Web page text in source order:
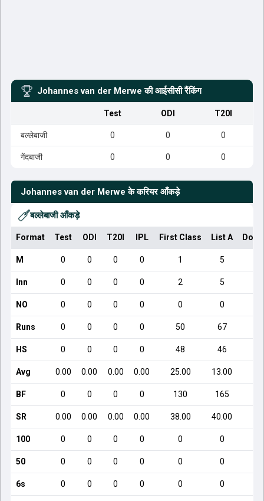
Johannes van der Merwe की आईसीसी रैंकिंग
Test ODI T20I
बल्लेबाजी 0 0 0
गेंदबाजी 0 0 0
Johannes van der Merwe के करियर आँकड़े
बल्लेबाजी आँकड़े
Format Test ODI T20I IPL First Class List A
M 0 0 0 0 1 5
Inn 0 0 0 0 2 5
NO 0 0 0 0 0 0
Runs 0 0 0 0 50 67
HS 0 0 0 0 48 46
Avg 0.00 0.00 0.00 0.00 25.00 13.00
BF 0 0 0 0 130 165
SR 0.00 0.00 0.00 0.00 38.00 40.00
100 0 0 0 0 0 0
50 0 0 0 0 0 0
6s 0 0 0 0 0 0